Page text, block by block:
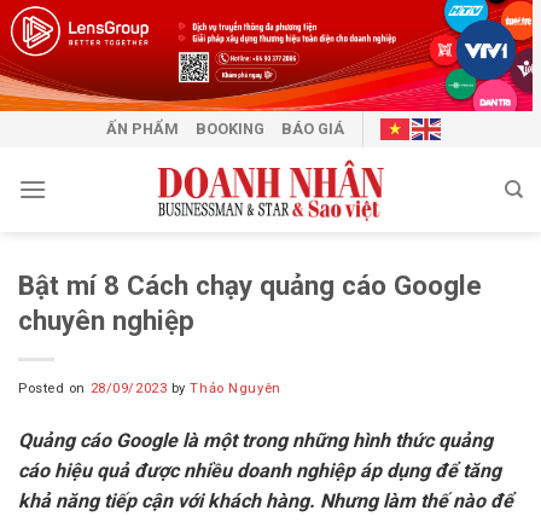
Skip
to
content
ẤN PHẨM BOOKING BÁO GIÁ
Bật mí 8 Cách chạy quảng cáo Google
chuyên nghiệp
Posted on 28/09/2023 byThảo Nguyên
Quảng cáo Google là một trong những hình thức quảng
cáo hiệu quả được nhiều doanh nghiệp áp dụng để tăng
khả năng tiếp cận với khách hàng. Nhưng làm thế nào để